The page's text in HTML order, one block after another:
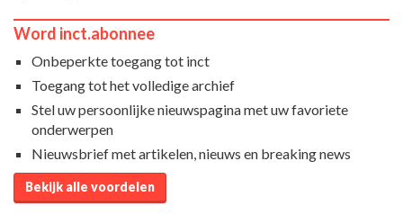
Word inct.abonnee
Onbeperkte toegang tot inct
Toegang tot het volledige archief
Stel uw persoonlijke nieuwspagina met uw favoriete
onderwerpen
Nieuwsbrief met artikelen, nieuws en breaking news
Bekijk alle voordelen